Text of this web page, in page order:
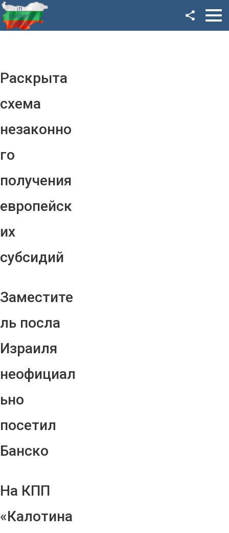
Раскрыта
схема
незаконно
го
получения
европейск
их
субсидий
Заместите
ль посла
Израиля
неофициал
ьно
посетил
Банско
На КПП
«Калотина